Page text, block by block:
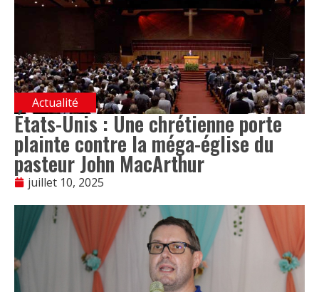
Actualité
États-Unis : Une chrétienne porte
plainte contre la méga-église du
pasteur John MacArthur
juillet 10, 2025